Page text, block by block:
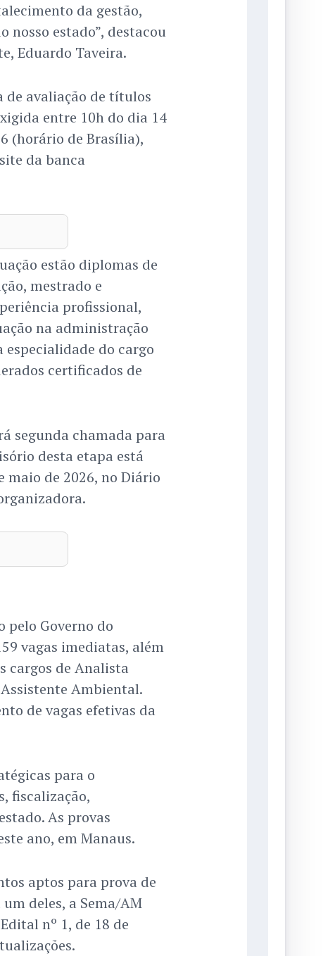
da gestão,
estado”, destacou
Eduardo Taveira.
de avaliação de títulos
entre 10h do dia 14
(horário de Brasília),
da banca
estão diplomas de
mestrado e
profissional,
na administração
do cargo
certificados de
segunda chamada para
desta etapa está
maio de 2026, no Diário
pelo Governo do
vagas imediatas, além
cargos de Analista
Ambiental.
de vagas efetivas da
para o
fiscalização,
As provas
ano, em Manaus.
aptos para prova de
deles, a Sema/AM
nº 1, de 18 de